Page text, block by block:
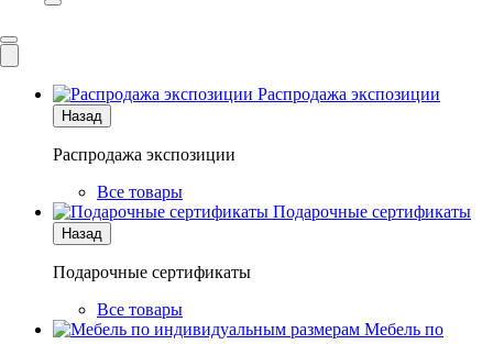
Распродажа экспозиции
Назад
Распродажа экспозиции
Все товары
Подарочные сертификаты
Назад
Подарочные сертификаты
Все товары
Мебель по